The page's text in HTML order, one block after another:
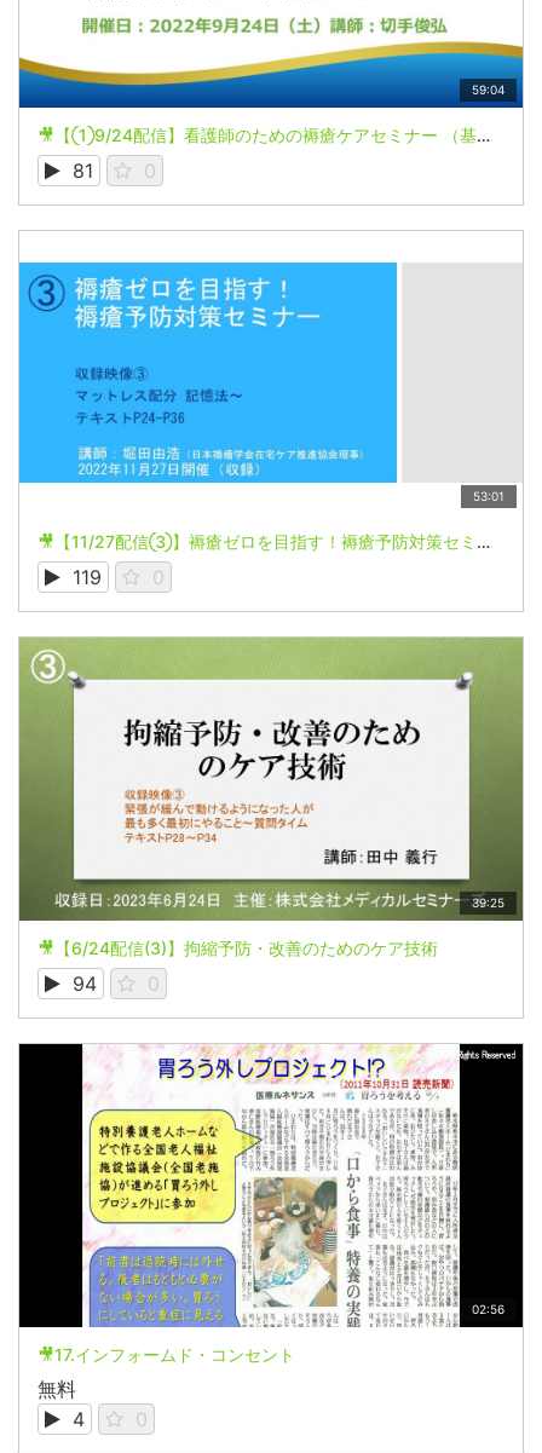
59:04
🎥【①9/24配信】看護師のための褥瘡ケアセミナー （基礎コース）
81 0
53:01
🎥【11/27配信③】褥瘡ゼロを目指す！褥瘡予防対策セミナー
119 0
39:25
🎥【6/24配信(3)】拘縮予防・改善のためのケア技術
94 0
02:56
🎥17.インフォームド・コンセント
無料
4
0